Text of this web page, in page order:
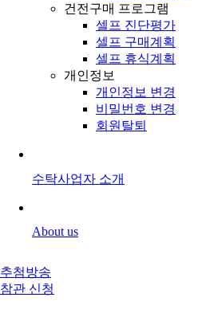
건전구매 프로그램
셀프 진단평가
셀프 구매계획
셀프 휴식계획
개인정보
개인정보 변경
비밀번호 변경
회원탈퇴
수탁사업자 소개
About us
추첨방송
참관 신청